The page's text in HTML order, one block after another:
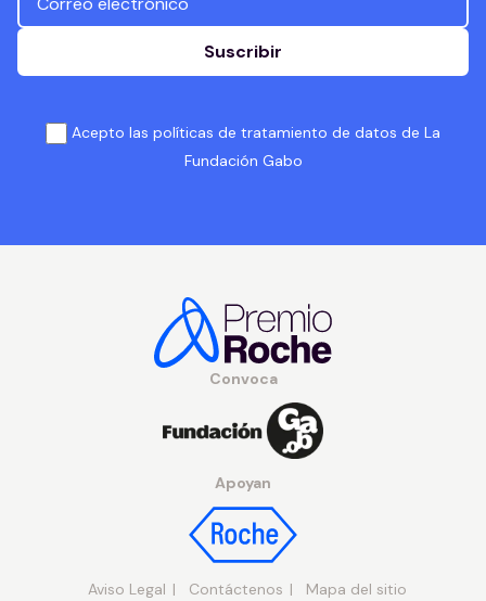
Suscribir
Acepto las políticas de tratamiento de datos de La
Fundación Gabo
Convoca
Apoyan
Aviso Legal Contáctenos Mapa del sitio